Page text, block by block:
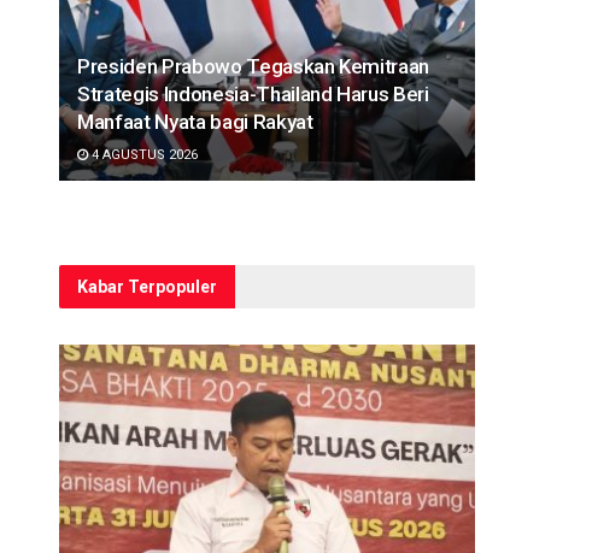
Presiden Prabowo Tegaskan Kemitraan
Strategis Indonesia-Thailand Harus Beri
Manfaat Nyata bagi Rakyat
4 AGUSTUS 2026
Kabar Terpopuler